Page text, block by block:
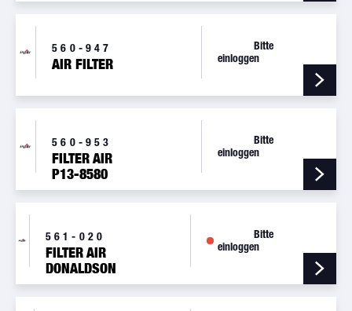
560-947
AIR FILTER
Bitte
einloggen
560-953
FILTER AIR
P13-8580
Bitte
einloggen
561-020
FILTER AIR
DONALDSON
P15-1936
Bitte
einloggen